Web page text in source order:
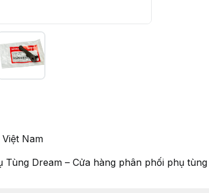
Nam
Dream – Cửa hàng phân phối phụ